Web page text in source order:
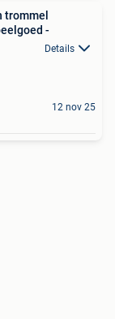
trommel
-
Details
12 nov 25